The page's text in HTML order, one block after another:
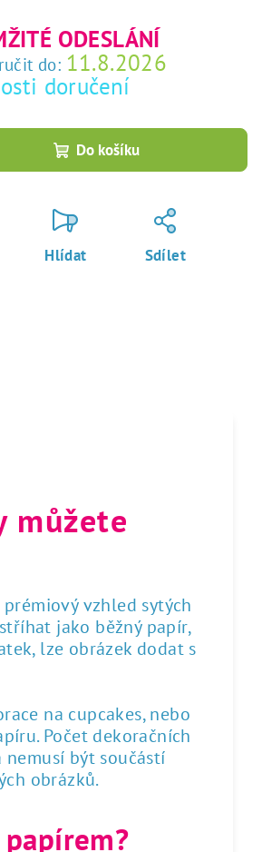
ODESLÁNÍ
do: 11.8.2026
doručení
Do košíku
Hlídat Sdílet
můžete
vzhled sytých
jako běžný papír,
lze obrázek dodat s
na cupcakes, nebo
Počet dekoračních
být součástí
obrázků.